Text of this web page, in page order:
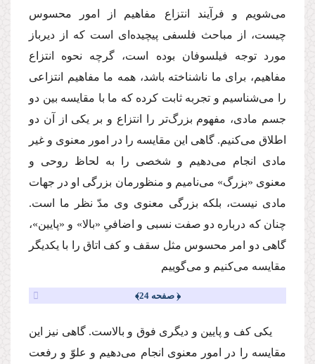
مى‌شویم و فرآیند انتزاع مفاهیم از امور محسوس
چیست، از مباحث فلسفى پیچیده‌اى است كه از دیرباز
مورد توجه فیلسوفان بوده است، گرچه نحوه انتزاع
مفاهیم، براى ما ناشناخته باشد، همه ما مفاهیم انتزاعى
را مى‌شناسیم و تجربه ثابت كرده كه ما با مقایسه بین دو
جسم مادى، مفهوم بزرگ‌تر را انتزاع و بر یكى از آن دو
اطلاق مى‌كنیم. گاهى این مقایسه را در امور معنوى و غیر
مادى انجام مى‌دهیم و شخصى را به لحاظ روحى و
معنوى «بزرگ» مى‌نامیم و منظورمان بزرگى او در جهات
مادى نیست، بلكه بزرگى معنوى وى مدّ نظر ما است.
چنان كه درباره دو صفت نسبى و اضافىِ «بالا» و «پایین»،
گاهى دو امر محسوس مثل سقف و كف اتاق را با یكدیگر
مقایسه مى‌كنیم و مى‌گوییم
﴿ صفحه 24﴾
یكى كف و پایین و دیگرى فوق و بالاست. گاهى نیز این
مقایسه را در امور معنوى انجام مى‌دهیم و علوّ و رفعت